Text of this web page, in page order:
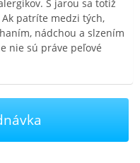
S jarou sa totiž
patríte medzi tých,
nádchou a slzením
nie sú práve peľové